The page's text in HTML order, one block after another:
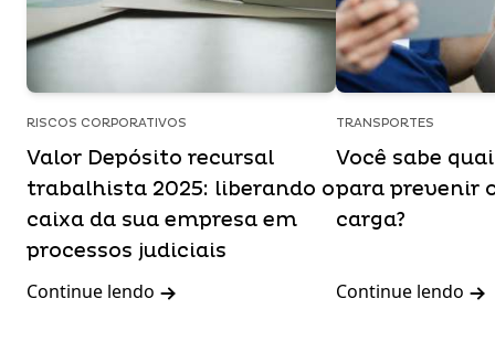
RISCOS CORPORATIVOS
Valor Depósito recursal
trabalhista 2025: liberando o
caixa da sua empresa em
processos judiciais
Continue lendo
TRANSPORTES
Você sabe
para prevenir
carga?
Continue lendo